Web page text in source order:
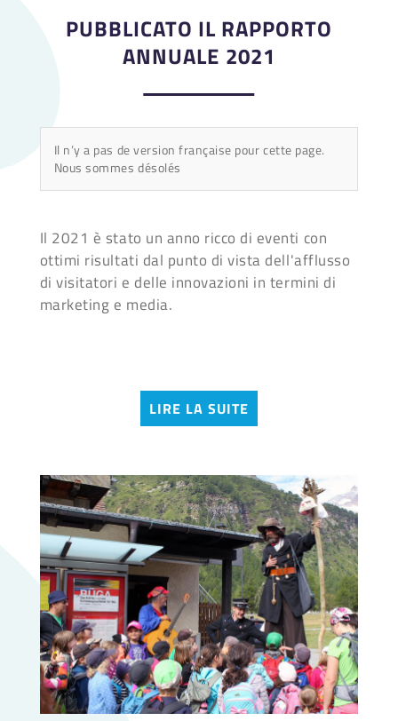
PUBBLICATO IL RAPPORTO
ANNUALE 2021
Il n’y a pas de version française pour cette page.
Nous sommes désolés
Il 2021 è stato un anno ricco di eventi con
ottimi risultati dal punto di vista dell'afflusso
di visitatori e delle innovazioni in termini di
marketing e media.
LIRE LA SUITE